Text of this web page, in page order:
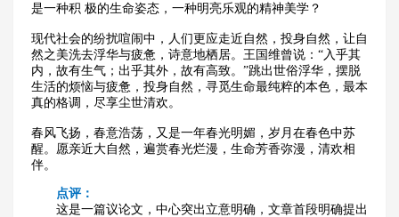
是一种积 极的生命姿态，一种明亮乐观的精神美学？
现代社会的纷扰喧闹中，人们更应走近自然，投身自然，让自
然之美洗去浮华与疲惫，诗意地栖居。王国维曾说：“入乎其
内，故有生气；出乎其外，故有高致。”跳出世俗浮华，摆脱
生活的烦恼与疲惫，投身自然，寻觅生命最纯粹的本色，最本
真的格调，尽享尘世清欢。
春风飞扬，春意浩荡，又是一年春光明媚，岁月在春色中苏
醒。愿亲近大自然，遍赏春光烂漫，生命芳香弥漫，清欢相
伴。
点评：
这是一篇议论文，中心突出立意明确，文章首段明确提出